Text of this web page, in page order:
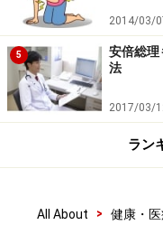
2014/03/
5
安倍総理
法
2017/03/
ラン
All About > 健康・医